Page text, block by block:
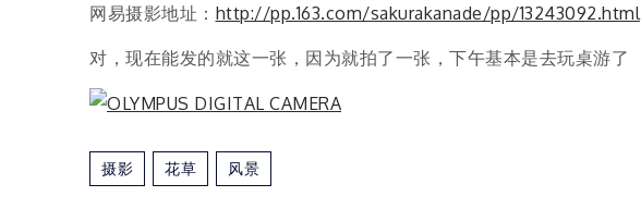
网易摄影地址： http://pp.163.com/sakurakanade/pp/13243092.html
对，现在能发的就这一张，因为就拍了一张，下午基本是去玩桌游了
摄影 花草 风景